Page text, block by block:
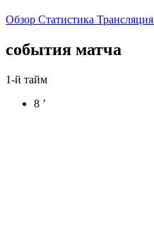
Обзор Статистика Трансляция
события матча
1-й тайм
8 ’